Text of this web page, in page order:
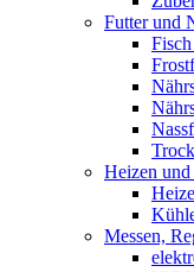
Futter und
Heizen
Messen,